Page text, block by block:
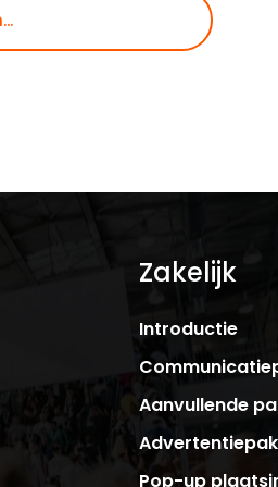
Zakelijk
Introductie
Aanvullende
Pop-up